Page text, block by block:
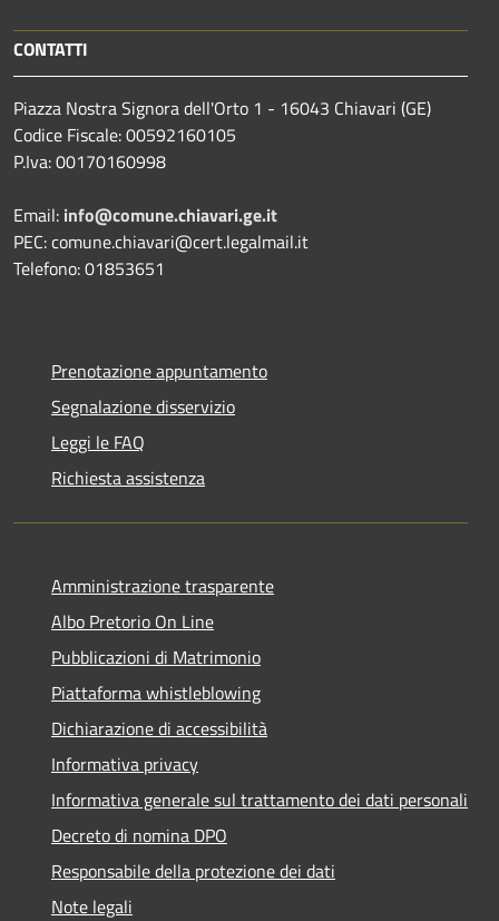
CONTATTI
Piazza Nostra Signora dell'Orto 1 - 16043 Chiavari (GE)
Codice Fiscale: 00592160105
P.Iva: 00170160998
Email: info@comune.chiavari.ge.it
PEC: comune.chiavari@cert.legalmail.it
Telefono: 01853651
Prenotazione appuntamento
Segnalazione disservizio
Leggi le FAQ
Richiesta assistenza
Amministrazione trasparente
Albo Pretorio On Line
Pubblicazioni di Matrimonio
Piattaforma whistleblowing
Dichiarazione di accessibilità
Informativa privacy
Informativa generale sul trattamento dei dati personali
Decreto di nomina DPO
Responsabile della protezione dei dati
Note legali